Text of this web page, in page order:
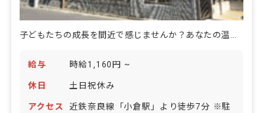
子どもたちの成長を間近で感じませんか？あなたの温かい手が未来を育みます。
給与 時給1,160円 ~
休日 土日祝休み
アクセス
近鉄奈良線「小倉駅」より徒歩7分 ※駐